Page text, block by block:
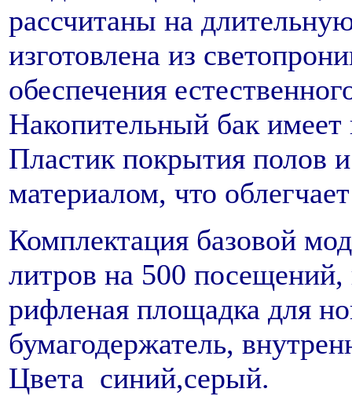
рассчитаны на
изготовлена из
обеспечения
Накопительный бак
Пластик покрытия полов
материалом, что
Комплектация базовой
литров на 500
рифленая площадка для
бумагодержатель,
Цвета синий,серый.